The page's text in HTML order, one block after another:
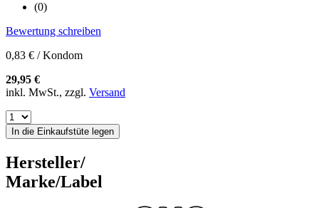
(0)
Bewertung schreiben
0,83 € / Kondom
29,95 €
inkl. MwSt., zzgl. Versand
In die Einkaufstüte legen
Hersteller/
Marke/Label